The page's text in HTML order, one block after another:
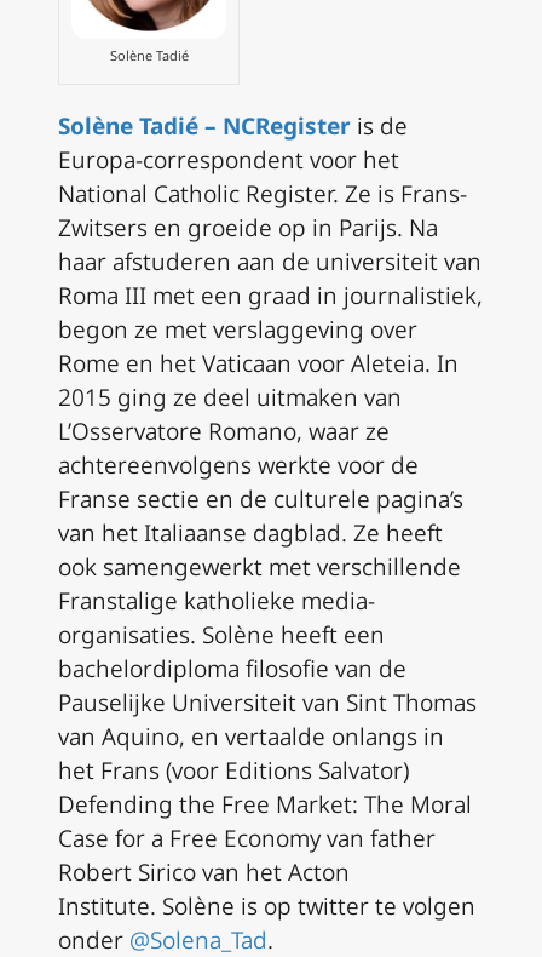
Solène Tadié
Solène Tadié – NCRegister is de
Europa-correspondent voor het
National Catholic Register. Ze is Frans-
Zwitsers en groeide op in Parijs. Na
haar afstuderen aan de universiteit van
Roma III met een graad in journalistiek,
begon ze met verslaggeving over
Rome en het Vaticaan voor Aleteia. In
2015 ging ze deel uitmaken van
L’Osservatore Romano, waar ze
achtereenvolgens werkte voor de
Franse sectie en de culturele pagina’s
van het Italiaanse dagblad. Ze heeft
ook samengewerkt met verschillende
Franstalige katholieke media-
organisaties. Solène heeft een
bachelordiploma filosofie van de
Pauselijke Universiteit van Sint Thomas
van Aquino, en vertaalde onlangs in
het Frans (voor Editions Salvator)
Defending the Free Market: The Moral
Case for a Free Economyvan father
Robert Sirico van het Acton
Institute. Solène is op twitter te volgen
onder @Solena_Tad.